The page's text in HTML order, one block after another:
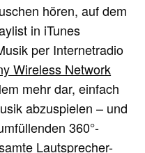
hören, auf dem
in iTunes
per Internetradio
Wireless Network
mehr dar, einfach
abzuspielen – und
360°-
Lautsprecher-